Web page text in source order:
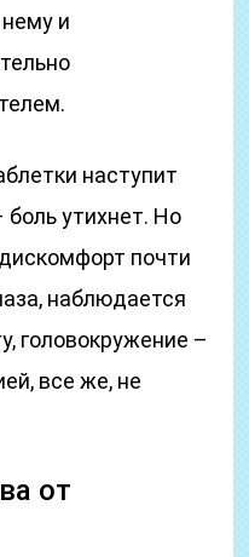
и
наступит
утихнет. Но
почти
наблюдается
головокружение –
все же, не
от